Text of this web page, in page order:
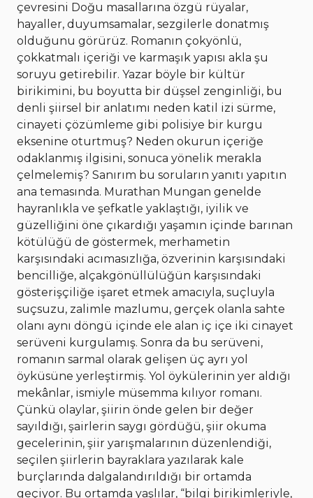
çevresini Doğu masallarına özgü rüyalar,
hayaller, duyumsamalar, sezgilerle donatmış
olduğunu görürüz. Romanın çokyönlü,
çokkatmalı içeriği ve karmaşık yapısı akla şu
soruyu getirebilir. Yazar böyle bir kültür
birikimini, bu boyutta bir düşsel zenginliği, bu
denli şiirsel bir anlatımı neden katil izi sürme,
cinayeti çözümleme gibi polisiye bir kurgu
eksenine oturtmuş? Neden okurun içeriğe
odaklanmış ilgisini, sonuca yönelik merakla
çelmelemiş? Sanırım bu soruların yanıtı yapıtın
ana temasında. Murathan Mungan genelde
hayranlıkla ve şefkatle yaklaştığı, iyilik ve
güzelliğini öne çıkardığı yaşamın içinde barınan
kötülüğü de göstermek, merhametin
karşısındaki acımasızlığa, özverinin karşısındaki
bencilliğe, alçakgönüllülüğün karşısındaki
gösterişçiliğe işaret etmek amacıyla, suçluyla
suçsuzu, zalimle mazlumu, gerçek olanla sahte
olanı aynı döngü içinde ele alan iç içe iki cinayet
serüveni kurgulamış. Sonra da bu serüveni,
romanın sarmal olarak gelişen üç ayrı yol
öyküsüne yerleştirmiş. Yol öykülerinin yer aldığı
mekânlar, ismiyle müsemma kılıyor romanı.
Çünkü olaylar, şiirin önde gelen bir değer
sayıldığı, şairlerin saygı gördüğü, şiir okuma
gecelerinin, şiir yarışmalarının düzenlendiği,
seçilen şiirlerin bayraklara yazılarak kale
burçlarında dalgalandırıldığı bir ortamda
geçiyor. Bu ortamda yaşlılar, “bilgi birikimleriyle,